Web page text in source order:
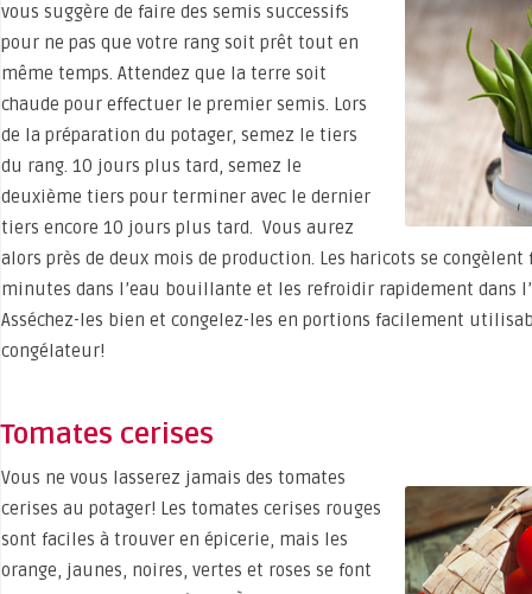
vous suggère de faire des semis successifs
pour ne pas que votre rang soit prêt tout en
même temps. Attendez que la terre soit
chaude pour effectuer le premier semis. Lors
de la préparation du potager, semez le tiers
du rang. 10 jours plus tard, semez le
deuxième tiers pour terminer avec le dernier
tiers encore 10 jours plus tard. Vous aurez
alors près de deux mois de production. Les haricots se
minutes dans l’eau bouillante et les refroidir rapidement dans
Asséchez-les bien et congelez-les en portions facilement
congélateur!
Tomates cerises
Vous ne vous lasserez jamais des tomates
cerises au potager! Les tomates cerises rouges
sont faciles à trouver en épicerie, mais les
orange, jaunes, noires, vertes et roses se font